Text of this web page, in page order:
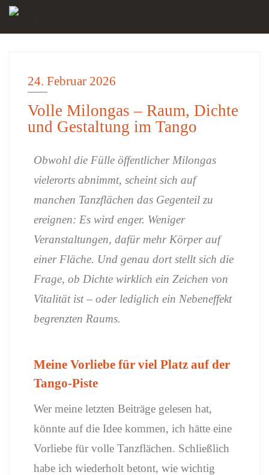
DISKUSSION
24. Februar 2026
Volle Milongas – Raum, Dichte
und Gestaltung im Tango
Obwohl die Fülle öffentlicher Milongas
vielerorts abnimmt, scheint sich auf
manchen Tanzflächen das Gegenteil zu
ereignen: Es wird enger. Weniger
Veranstaltungen, dafür mehr Körper auf
einer Fläche. Und genau dort stellt sich die
Frage, ob Dichte wirklich ein Zeichen von
Vitalität ist – oder lediglich ein Nebeneffekt
begrenzten Raums.
Meine Vorliebe für viel Platz auf der
Tango-Piste
Wer meine letzten Beiträge gelesen hat,
könnte auf die Idee kommen, ich hätte eine
Vorliebe für volle Tanzflächen. Schließlich
habe ich wiederholt betont, wie wichtig